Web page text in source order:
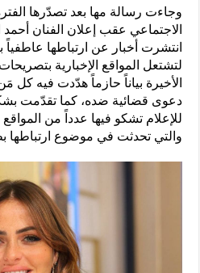
وجاءت رسالة مها بعد تصدّرها
الاجتماعي عقب إعلان الفنان أحمد
انتشرت أخبار عن ارتباطها
لتشتعل المواقع الإخبارية
الأخيرة بياناً حازماً هدّدت فيه
دعوى قضائية ضده، كما تقدّمت
للإعلام تشكو فيها عدداً من المواقع
والتي تحدثت في موضوع